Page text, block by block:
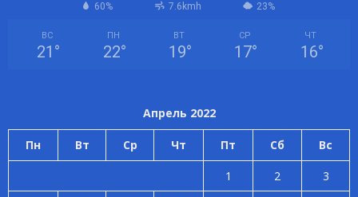
60% 7.6kmh 23%
ВС
21 °
ПН
22°
ВТ
19°
СР
17°
ЧТ
16°
Апрель 2022
Пн Вт Ср Чт Пт Сб Вс
1 2
3